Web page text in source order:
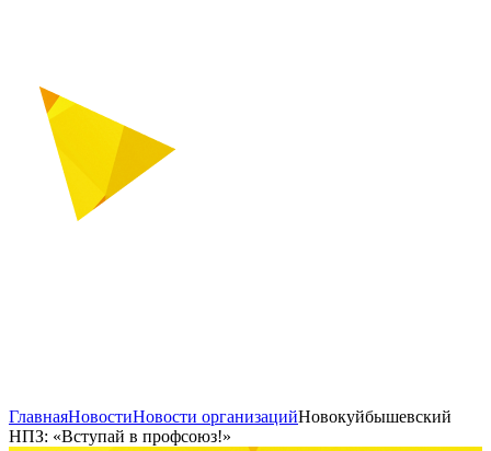
ГлавнаяНовостиНовости организацийНовокуйбышевский
НПЗ: «Вступай в профсоюз!»